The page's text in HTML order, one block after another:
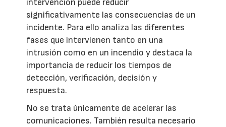
significativamente las consecuencias de un
incidente. Para ello analiza las diferentes
fases que intervienen tanto en una
intrusión como en un incendio y destaca la
importancia de reducir los tiempos de
detección, verificación, decisión y
respuesta.
No se trata únicamente de acelerar las
comunicaciones. También resulta necesario